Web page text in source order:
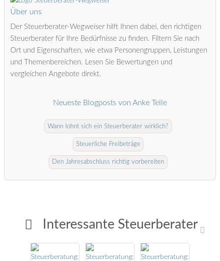
Interessante Steuerberater
Über uns
Der Steuerberater-Wegweiser hilft Ihnen dabei, den richtigen
Steuerberater für Ihre Bedürfnisse zu finden. Filtern Sie nach
Ort und Eigenschaften, wie etwa Personengruppen, Leistungen
und Themenbereichen. Lesen Sie Bewertungen und
vergleichen Angebote direkt.
Neueste Blogposts von Anke Telle
Wann lohnt sich ein Steuerberater wirklich?
Steuerliche Freibeträge
Den Jahresabschluss richtig vorbereiten